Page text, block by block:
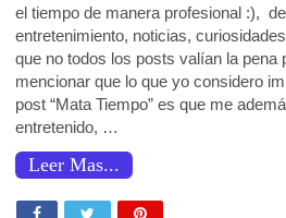
el tiempo de manera profesional :),
entretenimiento, noticias,
que no todos los posts valían la pena
mencionar que lo que yo considero
post “Mata Tiempo” es que me
entretenido, …
Leer Mas...